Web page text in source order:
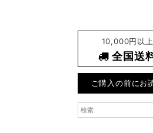
10,000円以
全国送
ご購入の前にお